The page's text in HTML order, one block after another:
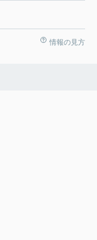
情報の見方